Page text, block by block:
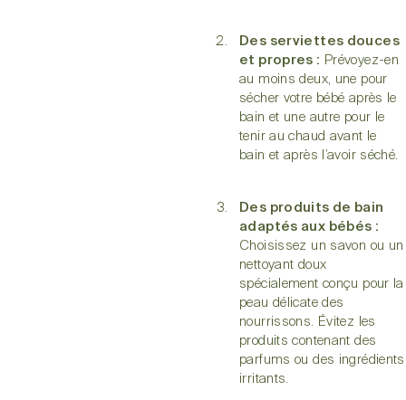
Des serviettes douces
et propres : Prévoyez-en
au moins deux, une pour
sécher votre bébé après le
bain et une autre pour le
tenir au chaud avant le
bain et après l’avoir séché.
Des produits de bain
adaptés aux bébés :
Choisissez un savon ou un
nettoyant doux
spécialement conçu pour la
peau délicate des
nourrissons. Évitez les
produits contenant des
parfums ou des ingrédients
irritants.